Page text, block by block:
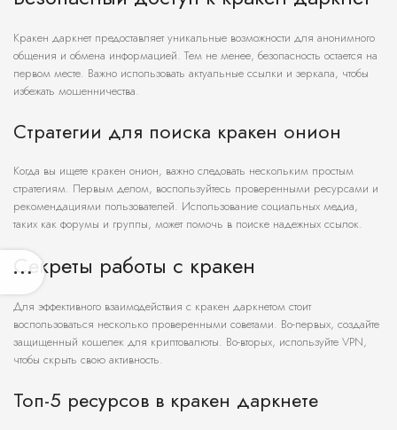
Кракен даркнет предоставляет уникальные возможности для анонимного
общения и обмена информацией. Тем не менее, безопасность остается на
первом месте. Важно использовать актуальные ссылки и зеркала, чтобы
избежать мошенничества.
Стратегии для поиска кракен онион
Когда вы ищете кракен онион, важно следовать нескольким простым
стратегиям. Первым делом, воспользуйтесь проверенными ресурсами и
рекомендациями пользователей. Использование социальных медиа,
таких как форумы и группы, может помочь в поиске надежных ссылок.
Секреты работы с кракен
Для эффективного взаимодействия с кракен даркнетом стоит
воспользоваться несколько проверенными советами. Во-первых, создайте
защищенный кошелек для криптовалюты. Во-вторых, используйте VPN,
чтобы скрыть свою активность.
Топ-5 ресурсов в кракен даркнете